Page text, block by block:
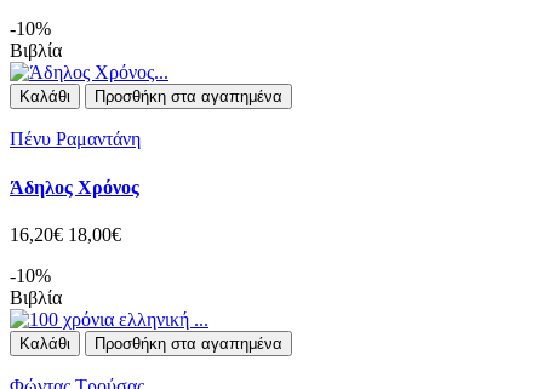
-10%
Βιβλία
Καλάθι Προσθήκη στα αγαπημένα
Πένυ Ραμαντάνη
Άδηλος Χρόνος
16,20€ 18,00€
-10%
Βιβλία
Καλάθι Προσθήκη στα αγαπημένα